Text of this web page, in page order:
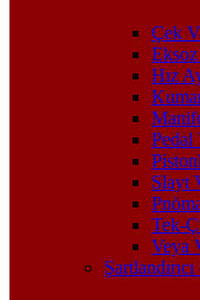
Çek
Hız
Pedal
Slayt
Tek-
Veya